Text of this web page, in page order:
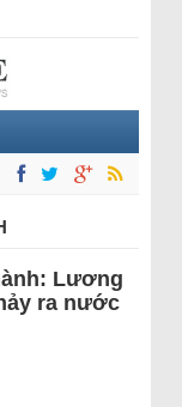
Lương
ra nước